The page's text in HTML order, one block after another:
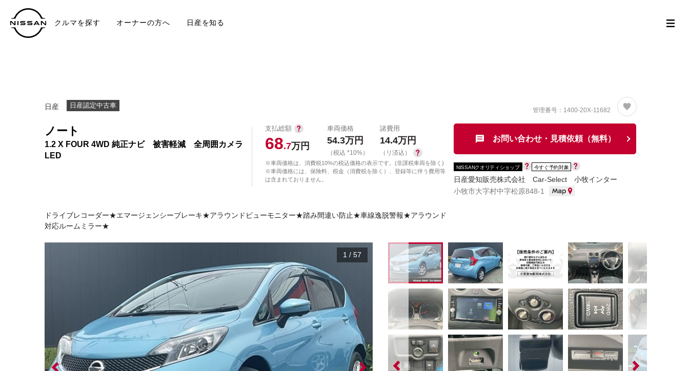
クルマを探す オーナーの方へ 日産を知る
日産 日産認定中古車
ノート
1.2 X FOUR 4WD 純正ナビ 被害軽減 全周囲カメラ
LED
支払総額
68.7万円
車両価格
54.3万円
（税込 *10%）
諸費用
14.4万円
（リ済込）
※車両価格は、消費税10%の税込価格の表示です。(非課税車両を除く)
※車両価格には、保険料、税金（消費税を除く）、登録等に伴う費用等
は含まれておりません。
ドライブレコーダー★エマージェンシーブレーキ★アラウンドビューモニター★踏み間違い防止★車線逸脱警報★アラウンド
対応ルームミラー★
管理番号：1400-20X-11682
お問い合わせ・見積依頼（無料）
NISSANクオリティショップ 今すぐ予約対象
日産愛知販売株式会社 Car-Select 小牧インター
小牧市大字村中字松原848-1
1 / 57